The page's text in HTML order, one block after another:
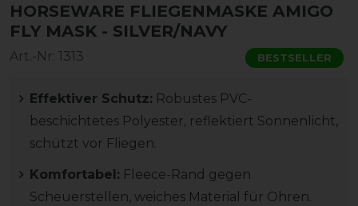
HORSEWARE FLIEGENMASKE AMIGO
FLY MASK - SILVER/NAVY
Art.-Nr: 1313 BESTSELLER
Effektiver Schutz: Robustes PVC-
beschichtetes Polyester, reflektiert Sonnenlicht,
schützt vor Fliegen.
Komfortabel: Fleece-Rand gegen
Scheuerstellen, weiches Material für Ohren.